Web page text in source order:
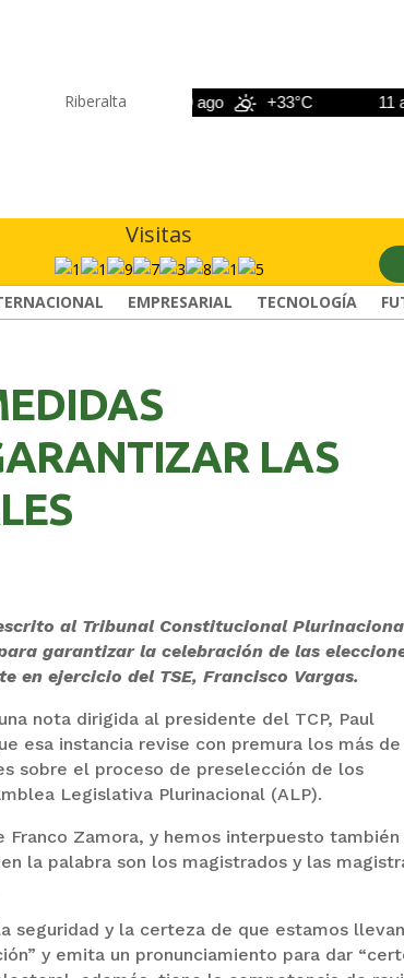
Riberalta
+34°C +33°C 11 ago
Visitas
EMPRESARIAL TECNOLOGÍA
LAS
al Tribunal Constitucional
garantizar la celebración de las
en ejercicio del TSE, Francisco Vargas.
nota dirigida al presidente del TCP, Paul
esa instancia revise con premura los más
sobre el proceso de preselección de los
Legislativa Plurinacional (ALP).
Zamora, y hemos interpuesto también
la palabra son los magistrados y las
seguridad y la certeza de que estamos
y emita un pronunciamiento para dar